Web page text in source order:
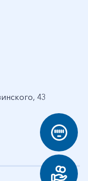
43